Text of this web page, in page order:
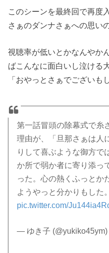
このシーンを最終回で再度
さぁのダンナさぁへの思い
視聴率が低いとかなんやか
ばこんなに面白いし泣ける
「おやっとさぁでございも
第一話冒頭の除幕式で糸
理由が、「旦那さぁは人
りして喜ぶような御方で
か所で弱か者に寄り添っ
った。心の熱くふっとか
ようやっと分かりもした
pic.twitter.com/
— ゆき子 (@yukiko45ym)